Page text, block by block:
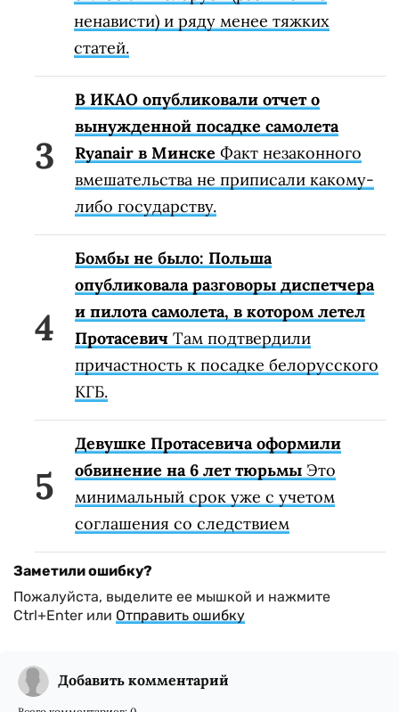
ненависти) и ряду менее тяжких
статей.
В ИКАО опубликовали отчет о
вынужденной посадке самолета
Ryanair в Минске Факт незаконного
вмешательства не приписали какому-
либо государству.
Бомбы не было: Польша
опубликовала разговоры диспетчера
и пилота самолета, в котором летел
Протасевич Там подтвердили
причастность к посадке белорусского
КГБ.
Девушке Протасевича оформили
обвинение на 6 лет тюрьмы Это
минимальный срок уже с учетом
соглашения со следствием
Заметили ошибку?
Пожалуйста, выделите ее мышкой и нажмите
Ctrl+Enter или Отправить ошибку
Добавить комментарий